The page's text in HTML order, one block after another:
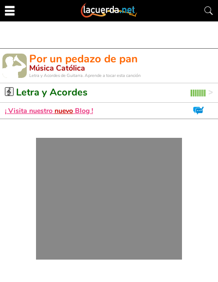
Por un pedazo de pan
Música Católica
Letra y Acordes de Guitarra. Aprende a tocar esta canción
Letra y Acordes
¡ Visita nuestro nuevo Blog !